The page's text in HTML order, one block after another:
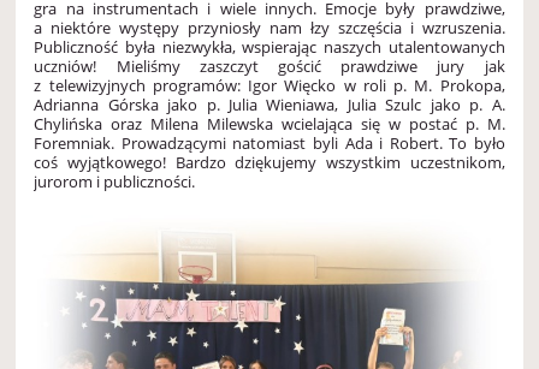
gra na instrumentach i wiele innych. Emocje były prawdziwe,
a niektóre występy przyniosły nam łzy szczęścia i wzruszenia.
Publiczność była niezwykła, wspierając naszych utalentowanych
uczniów! Mieliśmy zaszczyt gościć prawdziwe jury jak
z telewizyjnych programów: Igor Więcko w roli p. M. Prokopa,
Adrianna Górska jako p. Julia Wieniawa, Julia Szulc jako p. A.
Chylińska oraz Milena Milewska wcielająca się w postać p. M.
Foremniak. Prowadzącymi natomiast byli Ada i Robert. To było
coś wyjątkowego! Bardzo dziękujemy wszystkim uczestnikom,
jurorom i publiczności.